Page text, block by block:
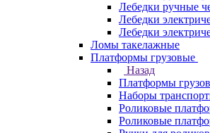
Лебедки ручные
Лебедки
Лебедки
Ломы такелажные
Платформы грузовые
Назад
Платформы
Наборы
Роликовые
Роликовые